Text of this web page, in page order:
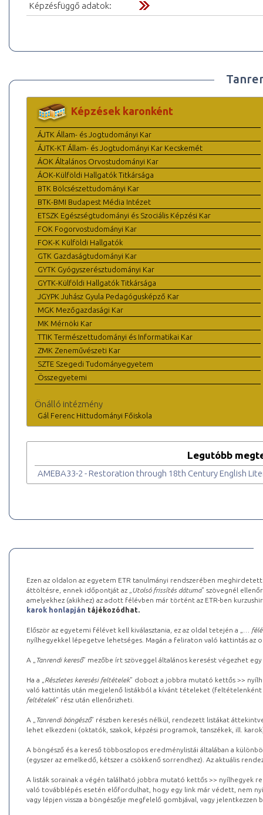
Képzésfüggő adatok:
Képzések karonként
ÁJTK Állam- és Jogtudományi Kar
ÁJTK-KT Állam- és Jogtudományi Kar Kecskemét
ÁOK Általános Orvostudományi Kar
ÁOK-Külföldi Hallgatók Titkársága
BTK Bölcsészettudományi Kar
BTK-BMI Budapest Média Intézet
ETSZK Egészségtudományi és Szociális Képzési Kar
FOK Fogorvostudományi Kar
FOK-K Külföldi Hallgatók
GTK Gazdaságtudományi Kar
GYTK Gyógyszerésztudományi Kar
GYTK-Külföldi Hallgatók Titkársága
JGYPK Juhász Gyula Pedagógusképző Kar
MGK Mezőgazdasági Kar
MK Mérnöki Kar
TTIK Természettudományi és Informatikai Kar
ZMK Zeneművészeti Kar
SZTE Szegedi Tudományegyetem
Összegyetemi
Önálló intézmény
Gál Ferenc Hittudományi Főiskola
Legutóbb
AMEBA33-2 - Restoration through 18th Century English
Ezen az oldalon az egyetem ETR tanulmányi rendszerében
áttöltésre, ennek időpontját az „ Utolsó frissítés dátuma” szövegnél
amelyekhez (akikhez) az adott félévben már történt az ETR-ben
karok honlapján tájékozódhat.
Először az egyetemi félévet kell kiválasztania, ez az oldal tetején a „
…
nyílhegyekkel lépegetve lehetséges. Magán a feliraton való kattintás az
A „ Tanrendi kereső” mezőbe írt szöveggel általános keresést végezhet
Ha a „ Részletes keresési feltételek” dobozt a jobbra mutató kettős >>
való kattintás után megjelenő listákból a kívánt tételeket (feltételenként
feltételek” rész után ellenőrizheti.
A „ Tanrendi böngésző” részben keresés nélkül, rendezett listákat
lehet elkezdeni (oktatók, szakok, képzési programok, tanszékek, ill.
A böngésző és a kereső többoszlopos eredménylistái általában a
(egyszer az emelkedő, kétszer a csökkenő sorrendhez). Az aktuális
A listák sorainak a végén található jobbra mutató kettős >> nyílhegyek
való továbblépés esetén előfordulhat, hogy egy link már védett, nem
vagy lépjen vissza a böngészője megfelelő gombjával, vagy